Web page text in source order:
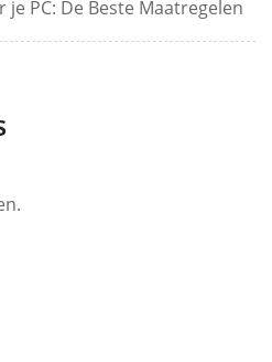
PC: De Beste Maatregelen